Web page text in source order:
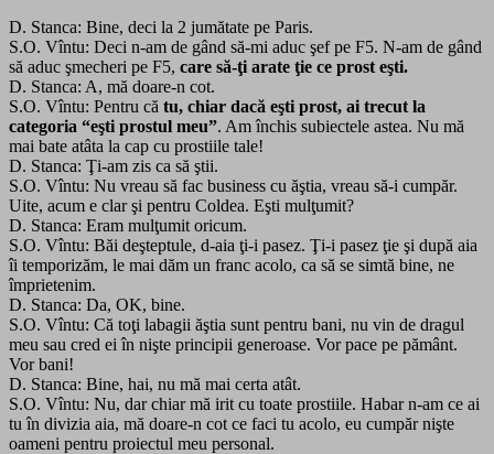
D. Stanca: Bine, deci la 2 jumătate pe Paris.
S.O. Vîntu: Deci n-am de gând să-mi aduc şef pe F5. N-am de gând
să aduc şmecheri pe F5, care să-ţi arate ţie ce prost eşti.
D. Stanca: A, mă doare-n cot.
S.O. Vîntu: Pentru că tu, chiar dacă eşti prost, ai trecut la
categoria “eşti prostul meu”. Am închis subiectele astea. Nu mă
mai bate atâta la cap cu prostiile tale!
D. Stanca: Ţi-am zis ca să ştii.
S.O. Vîntu: Nu vreau să fac business cu ăştia, vreau să-i cumpăr.
Uite, acum e clar şi pentru Coldea. Eşti mulţumit?
D. Stanca: Eram mulţumit oricum.
S.O. Vîntu: Băi deşteptule, d-aia ţi-i pasez. Ţi-i pasez ţie şi după aia
îi temporizăm, le mai dăm un franc acolo, ca să se simtă bine, ne
împrietenim.
D. Stanca: Da, OK, bine.
S.O. Vîntu: Că toţi labagii ăştia sunt pentru bani, nu vin de dragul
meu sau cred ei în nişte principii generoase. Vor pace pe pământ.
Vor bani!
D. Stanca: Bine, hai, nu mă mai certa atât.
S.O. Vîntu: Nu, dar chiar mă irit cu toate prostiile. Habar n-am ce ai
tu în divizia aia, mă doare-n cot ce faci tu acolo, eu cumpăr nişte
oameni pentru proiectul meu personal.